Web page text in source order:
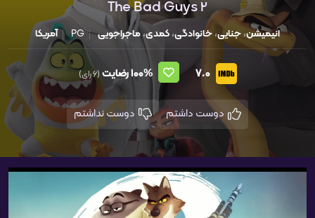
The Bad Guys 2
انیمیشن،جنایی،خانوادگی،کمدی،ماجراجویی PG آمریکا
7.0
100%رضایت(6 رای)